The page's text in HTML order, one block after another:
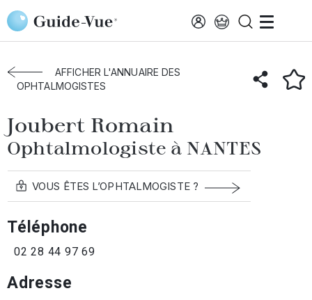
Aller au contenu principal
Accueil Annuaire des ophtalmologistes
Nantes
Joubert Romain
AFFICHER L'ANNUAIRE DES
OPHTALMOGISTES
Joubert Romain
Ophtalmologiste à NANTES
VOUS ÊTES L’OPHTALMOGISTE ?
Téléphone
02 28 44 97 69
Adresse